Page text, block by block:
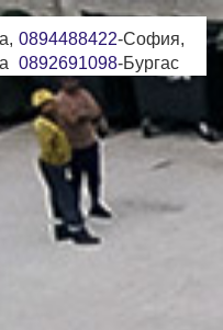
0894488422-София,
0892691098-Бургас